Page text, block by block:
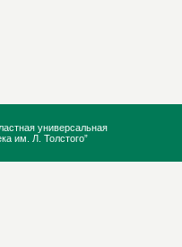
универсальная
им. Л. Толстого”